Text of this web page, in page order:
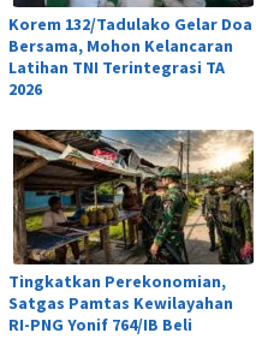
Korem 132/Tadulako Gelar Doa
Bersama, Mohon Kelancaran
Latihan TNI Terintegrasi TA
2026
Tingkatkan Perekonomian,
Satgas Pamtas Kewilayahan
RI-PNG Yonif 764/IB Beli